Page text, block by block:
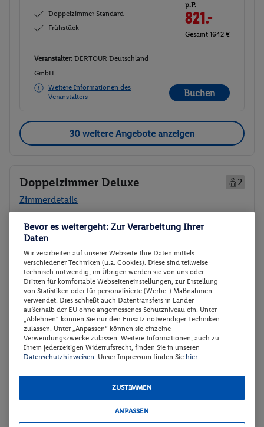
Doppelzimmer Standard
Frühstück
p.P.
821.-
Gesamt 1642 €
Veranstalter: DERTOUR Deutschland
GmbH
Weitere Informationen des
Veranstalters
Buchen
30 weitere Angebote anzeigen
Doppelzimmer Deluxe
2
Zimmerdetails
Buchen
Doppelzimmer Deluxe
16.08. - 21.08.2026
Ab/ bis Salzburg (AT)
Flugdetails anzeigen
Doppelzimmer Deluxe
Ohne Verpflegung
p.P.
694.-
Gesamt 1388 €
Veranstalter:Travelix - eine Marke der
DERTOUR Deutschland GmbH
Buchen
Buchen
Doppelzimmer Deluxe
Bevor es weitergeht: Zur Verarbeitung Ihrer
Daten
Wir verarbeiten auf unserer Webseite Ihre Daten mittels
verschiedener Techniken (u.a. Cookies). Diese sind teilweise
technisch notwendig, im Übrigen werden sie von uns oder
Dritten für komfortable Webseiteneinstellungen, zur Erstellung
von Statistiken oder für personalisierte (Werbe-) Maßnahmen
verwendet. Dies schließt auch Datentransfers in Länder
außerhalb der EU ohne angemessenes Schutzniveau ein. Unter
„Ablehnen“ können Sie nur den Einsatz notwendiger Techniken
zulassen. Unter „Anpassen“ können sie einzelne
Verwendungszwecke zulassen. Weitere Informationen, auch zu
Ihrem jederzeitigen Widerrufsrecht, finden Sie in unseren
Datenschutzhinweisen . Unser Impressum finden Sie hier.
ZUSTIMMEN
ANPASSEN